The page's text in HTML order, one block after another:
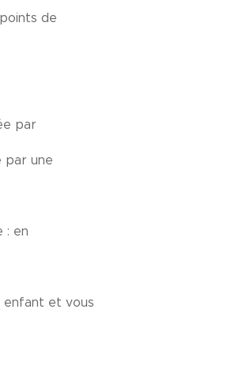
de
par
par une
: en
enfant et vous